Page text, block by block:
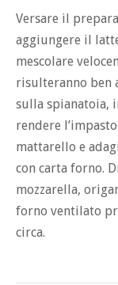
Versare il
aggiungere il
mescolare
risulteranno ben
sulla spianatoia,
rendere
mattarello e
con carta forno.
mozzarella,
forno ventilato
circa.